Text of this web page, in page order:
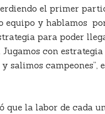
el primer
equipo y hablamos
para poder
con estrategia
salimos campeones”,
que la labor de cada